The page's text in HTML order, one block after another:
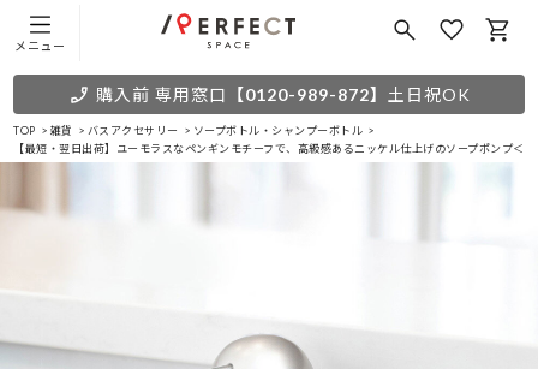
メニュー
購入前 専用窓口 【0120-989-872】 土日祝OK
TOP 雑貨 バスアクセサリー
ソープボトル・シャンプーボトル
【最短・翌日出荷】ユーモラスなペンギンモチーフで、高級感あるニッケル仕上げのソープポンプ＜